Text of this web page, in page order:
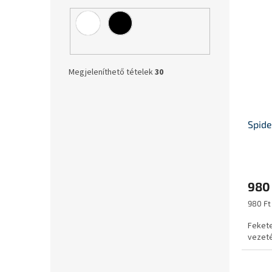
Megjeleníthető tételek30
980
980 Ft